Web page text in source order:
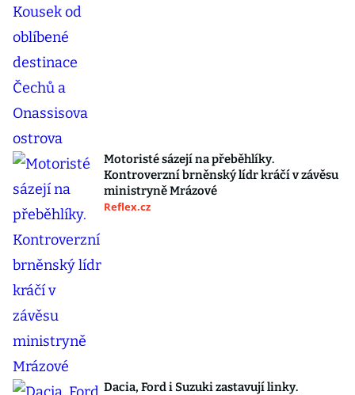
Motoristé sázejí na přeběhlíky.
Kontroverzní brněnský lídr kráčí v závěsu
ministryně Mrázové
Reflex.cz
Dacia, Ford i Suzuki zastavují linky.